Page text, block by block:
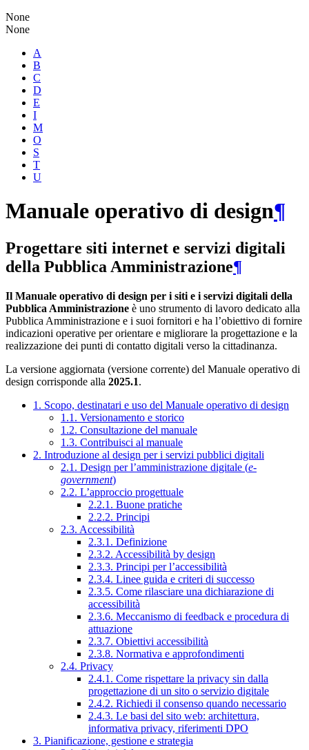
None
None
A
B
C
D
E
I
M
O
S
T
U
Manuale operativo di design¶
Progettare siti internet e servizi digitali
della Pubblica Amministrazione¶
Il Manuale operativo di design per i siti e i servizi digitali della
Pubblica Amministrazione è uno strumento di lavoro dedicato alla
Pubblica Amministrazione e i suoi fornitori e ha l’obiettivo di fornire
indicazioni operative per orientare e migliorare la progettazione e la
realizzazione dei punti di contatto digitali verso la cittadinanza.
La versione aggiornata (versione corrente) del Manuale operativo di
design corrisponde alla 2025.1.
1. Scopo, destinatari e uso del Manuale operativo di design
1.1. Versionamento e storico
1.2. Consultazione del manuale
1.3. Contribuisci al manuale
2. Introduzione al design per i servizi pubblici digitali
2.1. Design per l’amministrazione digitale (e-
government)
2.2. L’approccio progettuale
2.2.1. Buone pratiche
2.2.2. Principi
2.3. Accessibilità
2.3.1. Definizione
2.3.2. Accessibilità by design
2.3.3. Principi per l’accessibilità
2.3.4. Linee guida e criteri di successo
2.3.5. Come rilasciare una dichiarazione di
accessibilità
2.3.6. Meccanismo di feedback e procedura di
attuazione
2.3.7. Obiettivi accessibilità
2.3.8. Normativa e approfondimenti
2.4. Privacy
2.4.1. Come rispettare la privacy sin dalla
progettazione di un sito o servizio digitale
2.4.2. Richiedi il consenso quando necessario
2.4.3. Le basi del sito web: architettura,
informativa privacy, riferimenti DPO
3. Pianificazione, gestione e strategia